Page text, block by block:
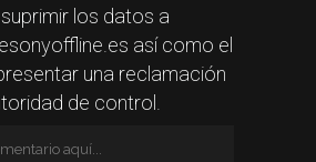
los datos a
así como el
una reclamación
de control.